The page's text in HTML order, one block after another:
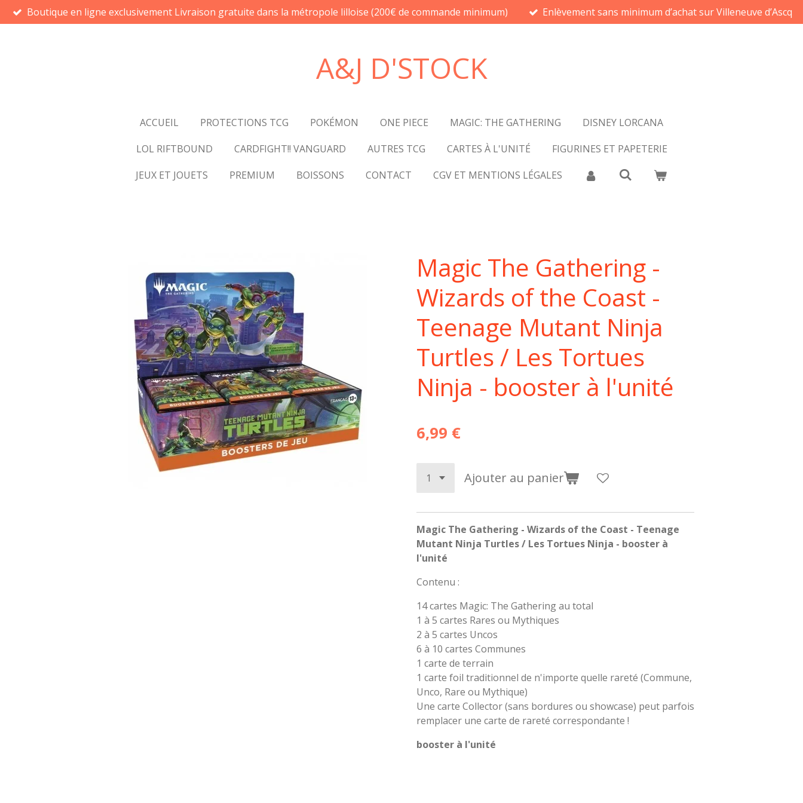
Passer
au
Boutique en ligne exclusivement Livraison gratuite dans la métropole lilloise (200€ de commande minimum) Enlèvement sans minimum d’achat sur Villeneuve d’Ascq
A&J D'STOCK
ACCUEIL PROTECTIONS TCG POKÉMON ONE PIECE MAGIC: THE GATHERING
DISNEY LORCANA
LOL RIFTBOUND
CARDFIGHT!! VANGUARD AUTRES TCG CARTES À L'UNITÉ
FIGURINES ET PAPETERIE
JEUX ET JOUETS
PREMIUM BOISSONS CONTACT CGV ET MENTIONS LÉGALES
Magic The Gathering -
Wizards of the Coast -
Teenage Mutant Ninja
Turtles / Les Tortues
Ninja - booster à l'unité
6,99 €
Ajouter au panier
Magic The Gathering - Wizards of the Coast - Teenage
Mutant Ninja Turtles / Les Tortues Ninja - booster à
l'unité
Contenu :
14 cartes Magic: The Gathering au total
1 à 5 cartes Rares ou Mythiques
2 à 5 cartes Uncos
6 à 10 cartes Communes
1 carte de terrain
1 carte foil traditionnel de n'importe quelle rareté (Commune,
Unco, Rare ou Mythique)
Une carte Collector (sans bordures ou showcase) peut parfois
remplacer une carte de rareté correspondante !
booster à l'unité